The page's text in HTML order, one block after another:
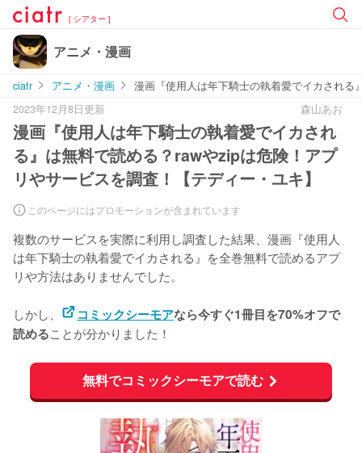
[ シアター ]
アニメ・漫画
ciatr アニメ・漫画
漫画『使用人は年下騎士の執着愛でイカされる
2023年12月8日更新
森山あお
漫画『使用人は年下騎士の執着愛でイカされ
る』は無料で読める？rawやzipは危険！アプ
リやサービスを調査！【テディー・ユキ】
このページにはプロモーションが含まれています
複数のサービスを実際に利用し調査した結果、漫画『使用人
は年下騎士の執着愛でイカされる』を全巻無料で読めるアプ
リや方法はありませんでした。
しかし、 コミックシーモアなら今すぐ1冊目を70%オフで
読めることが分かりました！
無料でコミックシーモアで読む